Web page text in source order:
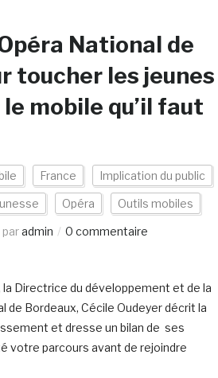
National de
toucher les jeunes
mobile qu’il faut
France Implication du public
Opéra Outils mobiles
paradmin 0 commentaire
la Directrice du développement et de la
de Bordeaux, Cécile Oudeyer décrit la
et dresse un bilan de ses
votre parcours avant de rejoindre